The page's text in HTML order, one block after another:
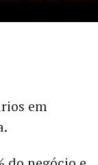
em